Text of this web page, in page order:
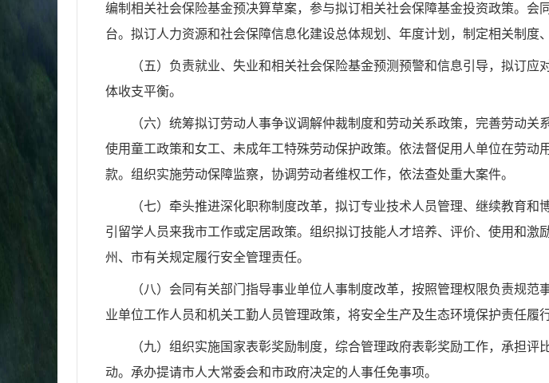
编制相关社会保险基金预决算草案，参与拟订相关社会保障基金投资政策。会
台。拟订人力资源和社会保障信息化建设总体规划、 年度计划，制定相关制度
（五）负责就业、失业和相关社会保险基金预测预警和信息引导，拟订应
体收支平衡。
（六）统筹拟订劳动人事争议调解仲裁制度和劳动关系政策，完善劳动关
使用童工政策和女工、未成年工特殊劳动保护政策。依法督促用人单位在劳动
款。组织实施劳动保障监察，协调劳动者维权工作，依法查处重大案件。
（七）牵头推进深化职称制度改革，拟订专业技术人员管理、 继续教育和
引留学人员来我市工作或定居政策。组织拟订技能人才培养、评价、使用和激
州、市有关规定履行安全管理责任。
（八）会同有关部门指导事业单位人事制度改革，按照管理权限负责规范
业单位工作人员和机关工勤人员管理政策，将安全生产及生态环境保护责任履
（九）组织实施国家表彰奖励制度，综合管理政府表彰奖励工作，承担评
动。承办提请市人大常委会和市政府决定的人事任免事项。